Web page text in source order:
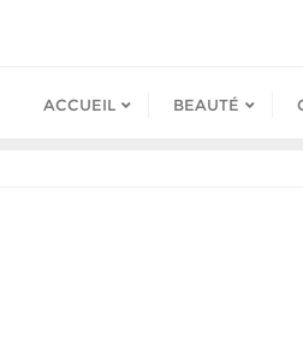
ACCUEIL BEAUTÉ